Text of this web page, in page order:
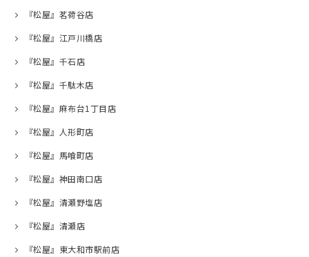
『松屋』茗荷谷店
『松屋』江戸川橋店
『松屋』千石店
『松屋』千駄木店
『松屋』麻布台1丁目店
『松屋』人形町店
『松屋』馬喰町店
『松屋』神田南口店
『松屋』清瀬野塩店
『松屋』清瀬店
『松屋』東大和市駅前店